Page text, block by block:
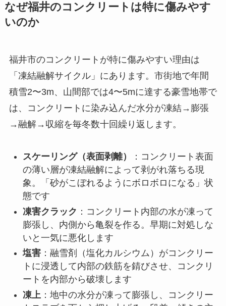
なぜ福井のコンクリートは特に傷みやす
いのか
福井市のコンクリートが特に傷みやすい理由は
「凍結融解サイクル」にあります。市街地で年間
積雪2〜3m、山間部では4〜5mに達する豪雪地帯で
は、コンクリートに染み込んだ水分が凍結→膨張
→融解→収縮を毎冬数十回繰り返します。
スケーリング（表面剥離）
：コンクリート表面
の薄い層が凍結融解によって剥がれ落ちる現
象。「砂がこぼれるようにボロボロになる」状
態です
凍害クラック ：コンクリート内部の水が凍って
膨張し、内側から亀裂を作る。早期に対処しな
いと一気に悪化します
塩害：融雪剤（塩化カルシウム）がコンクリー
トに浸透して内部の鉄筋を錆びさせ、コンクリ
ートを内部から破壊します
凍上 ：地中の水分が凍って膨張し、コンクリー